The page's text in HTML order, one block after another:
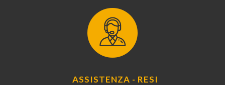
ASSISTENZA - RESI